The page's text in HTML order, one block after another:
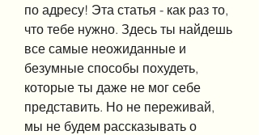
по адресу! Эта статья - как раз то,
что тебе нужно. Здесь ты найдешь
все самые неожиданные и
безумные способы похудеть,
которые ты даже не мог себе
представить. Но не переживай,
мы не будем рассказывать о